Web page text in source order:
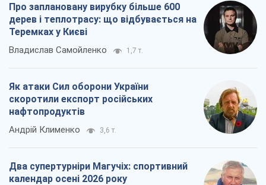
Про заплановану вирубку більше 600
дерев і теплотрасу: що відбувається на
Теремках у Києві
Владислав Самойленко 1,7 т.
Як атаки Сил оборони України
скоротили експорт російських
нафтопродуктів
Андрій Клименко 3,6 т.
Два супертурніри Магучіх: спортивний
календар осені 2026 року